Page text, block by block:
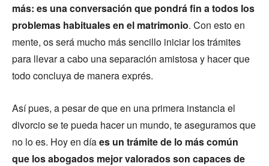
más: es una conversación que pondrá fin a todos los
problemas habituales en el matrimonio. Con esto en
mente, os será mucho más sencillo iniciar los trámites
para llevar a cabo una separación amistosa y hacer que
todo concluya de manera exprés.
Así pues, a pesar de que en una primera instancia el
divorcio se te pueda hacer un mundo, te aseguramos que
no lo es. Hoy en díaes un trámite de lo más común
que los abogados mejor valorados son capaces de